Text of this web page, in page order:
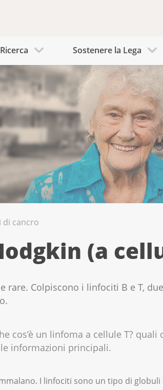
Ricerca Sostenere la Lega
di cancro
(a
rare. Colpiscono i linfociti B e T,
cos’è un linfoma a cellule T?
informazioni principali.
I linfociti sono un tipo di